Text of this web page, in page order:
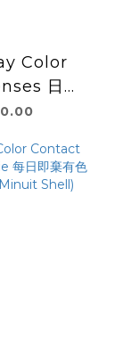
Color
日本
棄有色隱